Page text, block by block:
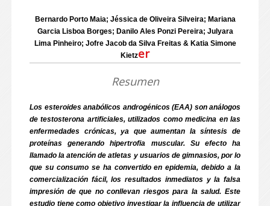
Bernardo Porto Maia; Jéssica de Oliveira Silveira; Mariana
Garcia Lisboa Borges; Danilo Ales Ponzi Pereira; Julyara
Lima Pinheiro; Jofre Jacob da Silva Freitas & Katia Simone
Kietzer
Resumen
Los esteroides anabólicos androgénicos (EAA) son análogos
de testosterona artificiales, utilizados como medicina en las
enfermedades crónicas, ya que aumentan la síntesis de
proteínas generando hipertrofia muscular. Su efecto ha
llamado la atención de atletas y usuarios de gimnasios, por lo
que su consumo se ha convertido en epidemia, debido a la
comercialización fácil, los resultados inmediatos y la falsa
impresión de que no conllevan riesgos para la salud. Este
estudio tiene como objetivo investigar la influencia de utilizar